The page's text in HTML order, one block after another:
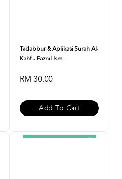
Tadabbur & Aplikasi Surah Al-
Kahf - Fazrul Ism...
RM 30.00
Add To Cart